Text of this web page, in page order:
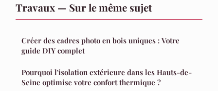
Travaux — Sur le même sujet
Créer des cadres photo en bois uniques : Votre
guide DIY complet
Pourquoi l'isolation extérieure dans les Hauts-de-
Seine optimise votre confort thermique ?